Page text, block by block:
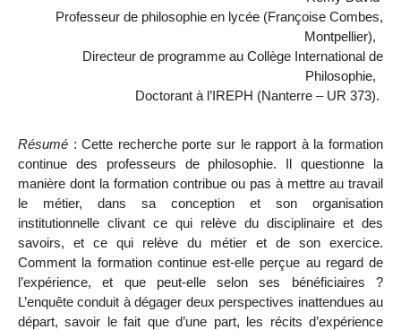
Professeur de philosophie en lycée (Françoise Combes,
Montpellier),
Directeur de programme au Collège International de
Philosophie,
Doctorant à l’IREPH (Nanterre – UR 373).
Résumé :Cette recherche porte sur le rapport à la formation
continue des professeurs de philosophie. Il questionne la
manière dont la formation contribue ou pas à mettre au travail
le métier, dans sa conception et son organisation
institutionnelle clivant ce qui relève du disciplinaire et des
savoirs, et ce qui relève du métier et de son exercice.
Comment la formation continue est-elle perçue au regard de
l’expérience, et que peut-elle selon ses bénéficiaires ?
L’enquête conduit à dégager deux perspectives inattendues au
départ, savoir le fait que d’une part, les récits d’expérience